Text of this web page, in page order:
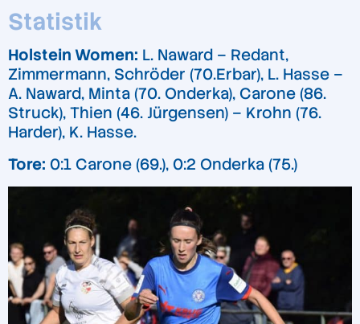
Statistik
Holstein Women: L. Naward – Redant,
Zimmermann, Schröder (70.Erbar), L. Hasse –
A. Naward, Minta (70. Onderka), Carone (86.
Struck), Thien (46. Jürgensen) – Krohn (76.
Harder), K. Hasse.
Tore: 0:1 Carone (69.), 0:2 Onderka (75.)